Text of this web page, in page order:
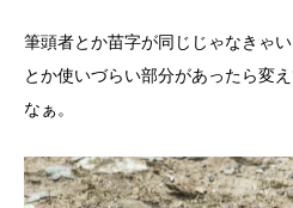
筆頭者とか苗字が同じじゃなきゃ
とか使いづらい部分があったら変
なぁ。